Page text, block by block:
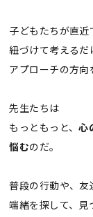
子どもたちが直
紐づけて考えるだ
アプローチの方向
先生たちは
もっともっと、心
悩むのだ。
普段の行動や、友
端緒を探して、見